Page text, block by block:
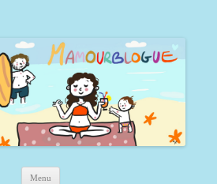
du sable, des coquillages… et la mer !
Menu Aller au contenu principal